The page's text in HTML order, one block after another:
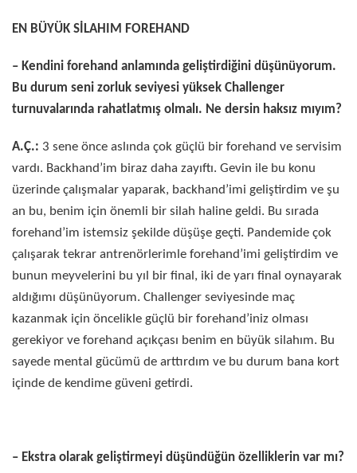
EN BÜYÜK SİLAHIM FOREHAND
– Kendini forehand anlamında geliştirdiğini düşünüyorum.
Bu durum seni zorluk seviyesi yüksek Challenger
turnuvalarında rahatlatmış olmalı. Ne dersin haksız mıyım?
A.Ç.: 3 sene önce aslında çok güçlü bir forehand ve servisim
vardı. Backhand’im biraz daha zayıftı. Gevin ile bu konu
üzerinde çalışmalar yaparak, backhand’imi geliştirdim ve şu
an bu, benim için önemli bir silah haline geldi. Bu sırada
forehand’im istemsiz şekilde düşüşe geçti. Pandemide çok
çalışarak tekrar antrenörlerimle forehand’imi geliştirdim ve
bunun meyvelerini bu yıl bir final, iki de yarı final oynayarak
aldığımı düşünüyorum. Challenger seviyesinde maç
kazanmak için öncelikle güçlü bir forehand’iniz olması
gerekiyor ve forehand açıkçası benim en büyük silahım. Bu
sayede mental gücümü de arttırdım ve bu durum bana kort
içinde de kendime güveni getirdi.
– Ekstra olarak geliştirmeyi düşündüğün özelliklerin var mı?